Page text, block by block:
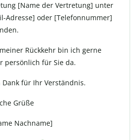
[Name der Vertretung] unter
Adresse] oder [Telefonnummer]
Rückkehr bin ich gerne
persönlich für Sie da.
Dank für Ihr Verständnis.
Grüße
Nachname]